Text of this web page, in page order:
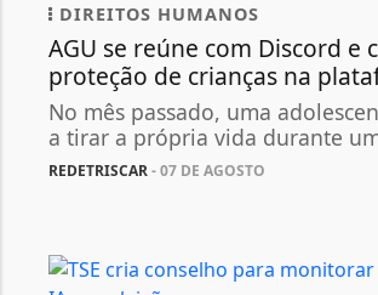
DIREITOS HUMANOS
AGU se reúne com Discord e
proteção de crianças na
No mês passado, uma
a tirar a própria vida durante
REDETRISCAR- 07 DE AGOSTO